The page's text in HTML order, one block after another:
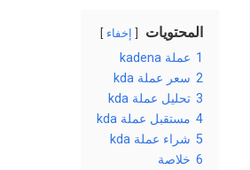
المحتويات إخفاء
1 عملة kadena
2 سعر عملة kda
3 تحليل عملة kda
4 مستقبل عملة kda
5 شراء عملة kda
6 خلاصة